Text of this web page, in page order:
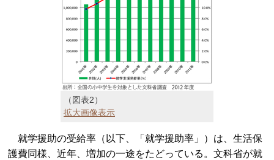
（図表2）
拡大画像表示
就学援助の受給率（以下、「就学援助率」）は、生活保
護費同様、近年、増加の一途をたどっている。文科省が就